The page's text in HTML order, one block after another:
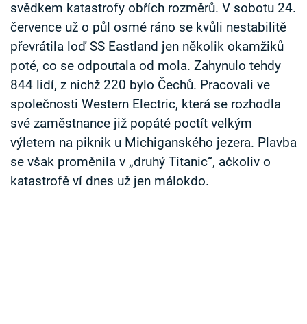
svědkem katastrofy obřích rozměrů. V sobotu 24.
července už o půl osmé ráno se kvůli nestabilitě
převrátila loď SS Eastland jen několik okamžiků
poté, co se odpoutala od mola. Zahynulo tehdy
844 lidí, z nichž 220 bylo Čechů. Pracovali ve
společnosti Western Electric, která se rozhodla
své zaměstnance již popáté poctít velkým
výletem na piknik u Michiganského jezera. Plavba
se však proměnila v „druhý Titanic“, ačkoliv o
katastrofě ví dnes už jen málokdo.